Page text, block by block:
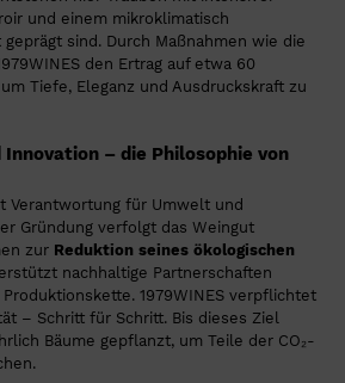
und einem mikroklimatisch
sind. Durch Maßnahmen wie die
den Ertrag auf etwa 60
Tiefe, Eleganz und Ausdruckskraft zu
– die Philosophie von
Verantwortung für Umwelt und
Gründung verfolgt das Weingut
zur Reduktion seines ökologischen
nachhaltige Partnerschaften
1979WINES verpflichtet
– Schritt für Schritt. Bis dieses Ziel
Bäume gepflanzt, um Teile der CO₂-